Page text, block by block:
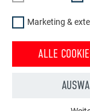
Marketing &
ALLE